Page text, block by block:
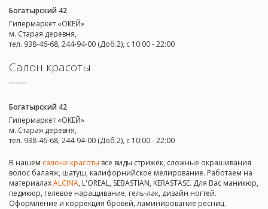
Богатырский 42
Гипермаркет «ОКЕЙ»
м. Старая деревня,
тел. 938-46-68, 244-94-00 (Доб.2), c 10:00 - 22:00
Салон красоты
Богатырский 42
Гипермаркет «ОКЕЙ»
м. Старая деревня,
тел. 938-46-68, 244-94-00 (Доб.2), c 10:00 - 22:00
В нашем салоне красоты все виды стрижек, сложные окрашивания
волос балаяж, шатуш, калифорнийское мелирование. Работаем на
материалахALCINA, L'OREAL, SEBASTIAN, KERASTASE. Для Вас маникюр,
педикюр, гелевое наращивание, гель-лак, дизайн ногтей.
Оформление и коррекция бровей, ламинирование ресниц.